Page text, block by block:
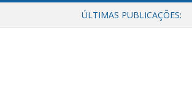
ÚLTIMAS PUBLICAÇÕES: